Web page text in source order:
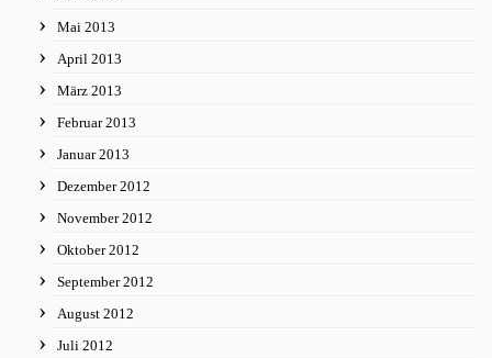
Mai 2013
April 2013
März 2013
Februar 2013
Januar 2013
Dezember 2012
November 2012
Oktober 2012
September 2012
August 2012
Juli 2012